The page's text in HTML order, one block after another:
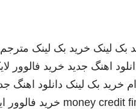
بک لینک خرید بک لینک
اهنگ جدید خرید فالوور
خرید بک لینک دانلود اهنگ
money credit خرید فالوور